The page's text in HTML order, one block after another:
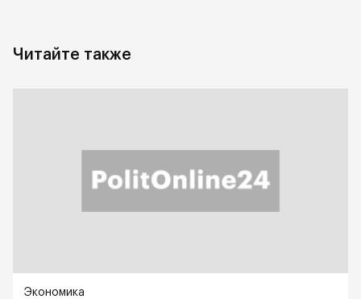
Читайте также
Экономика